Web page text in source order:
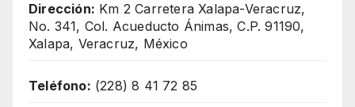
Dirección: Km 2 Carretera Xalapa-Veracruz,
No. 341, Col. Acueducto Ánimas, C.P. 91190,
Xalapa, Veracruz, México
Teléfono: (228) 8 41 72 85